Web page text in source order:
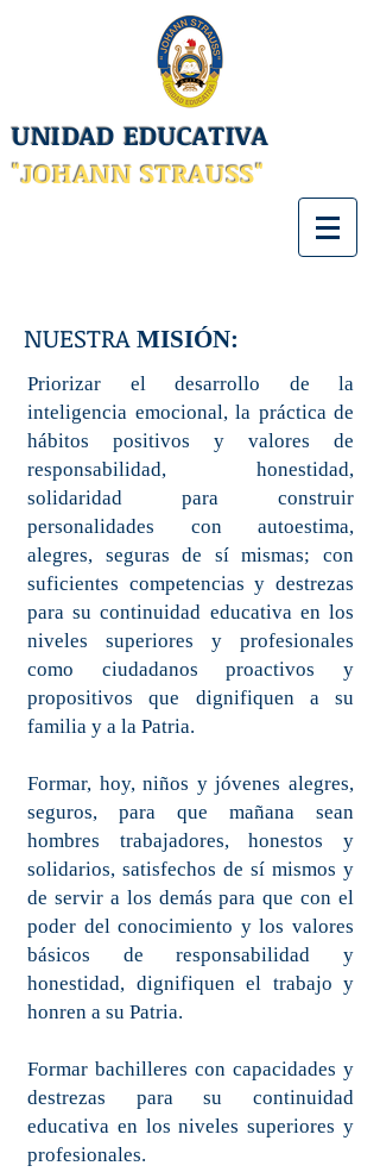
UNIDAD EDUCATIVA
"JOHANN STRAUSS"
NUESTRA MISIÓN:
Priorizar el desarrollo de la
inteligencia emocional, la práctica de
hábitos positivos y valores de
responsabilidad, honestidad,
solidaridad para construir
personalidades con autoestima,
alegres, seguras de sí mismas; con
suficientes competencias y destrezas
para su continuidad educativa en los
niveles superiores y profesionales
como ciudadanos proactivos y
propositivos que dignifiquen a su
familia y a la Patria.
Formar, hoy, niños y jóvenes alegres,
seguros, para que mañana sean
hombres trabajadores, honestos y
solidarios, satisfechos de sí mismos y
de servir a los demás para que con el
poder del conocimiento y los valores
básicos de responsabilidad y
honestidad, dignifiquen el trabajo y
honren a su Patria.
Formar bachilleres con capacidades y
destrezas para su continuidad
educativa en los niveles superiores y
profesionales.